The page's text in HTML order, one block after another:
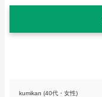
kumikan (40代・女性)